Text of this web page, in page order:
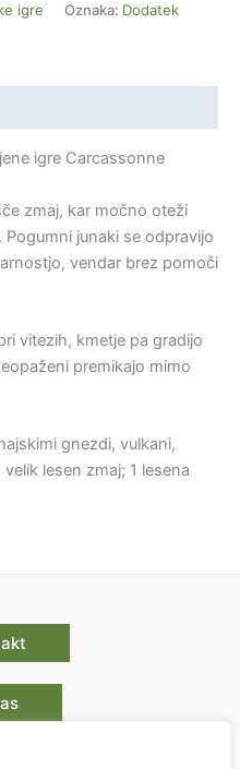
igre Oznaka: Dodatek
igre Carcassonne
zmaj, kar močno oteži
junaki se odpravijo
vendar brez pomoči
vitezih, kmetje pa gradijo
premikajo mimo
gnezdi, vulkani,
lesen zmaj; 1 lesena